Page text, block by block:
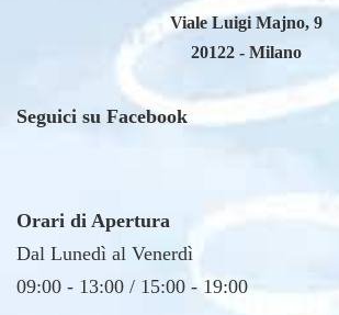
Viale Luigi Majno, 9
20122 - Milano
Seguici su Facebook
Orari di Apertura
Dal Lunedì al Venerdì
09:00 - 13:00 / 15:00 - 19:00